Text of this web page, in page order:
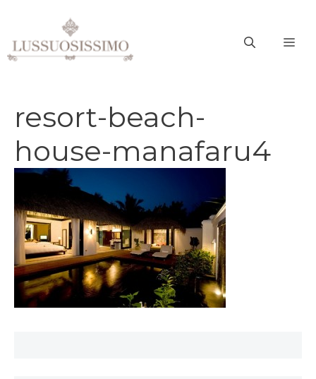
contenuto
resort-beach-
house-manafaru4